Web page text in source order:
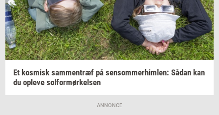
Et kos­misk sam­men­træf på sen­som­mer­him­len: Sådan kan
du op­le­ve sol­for­mør­kel­sen
ANNONCE